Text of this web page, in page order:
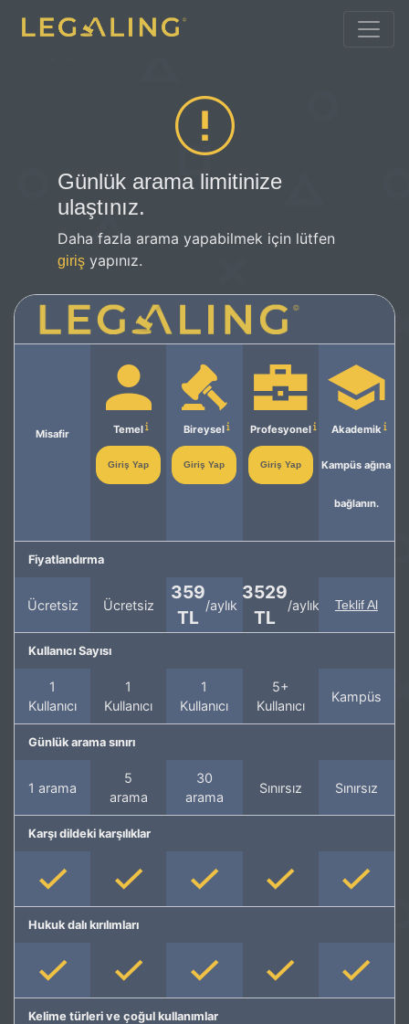
Günlük arama limitinize
ulaştınız.
Daha fazla arama yapabilmek için lütfen
giriş yapınız.
Misafir Temel
Giriş Yap
Bireysel
Giriş Yap
Profesyonel
Giriş Yap
Akademik
Kampüs ağına
bağlanın.
Fiyatlandırma
Ücretsiz Ücretsiz
359
TL
/aylık
3529
TL
/aylık Teklif Al
Kullanıcı Sayısı
1
Kullanıcı
1
Kullanıcı
1
Kullanıcı
5+
Kullanıcı
Kampüs
Günlük arama sınırı
1 arama
5
arama
30
arama
Sınırsız Sınırsız
Karşı dildeki karşılıklar
Hukuk dalı kırılımları
Kelime türleri ve çoğul kullanımlar